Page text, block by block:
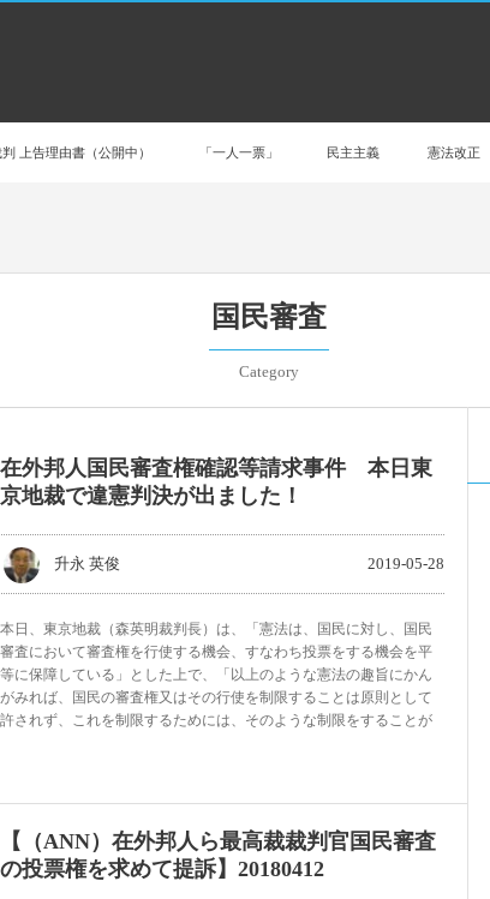
上告理由書（公開中） 「一人一票」 民主主義 憲法改正
国民審査
Category
在外邦人国民審査権確認等請求事件 本日東
京地裁で違憲判決が出ました！
升永 英俊 2019-05-28
本日、東京地裁（森英明裁判長）は、「憲法は、国民に対し、国民
審査において審査権を行使する機会、すなわち投票をする機会を平
等に保障している」とした上で、「以上のような憲法の趣旨にかん
がみれば、国民の審査権又はその行使を制限することは原則として
許されず、これを制限するためには、そのような制限をすることが
【（ANN）在外邦人ら最高裁裁判官国民審査
の投票権を求めて提訴】20180412